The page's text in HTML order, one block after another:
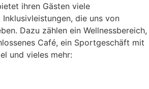
ihren Gästen viele
die uns von
Dazu zählen ein Wellnessbereich,
Café, ein Sportgeschäft mit
und vieles mehr: